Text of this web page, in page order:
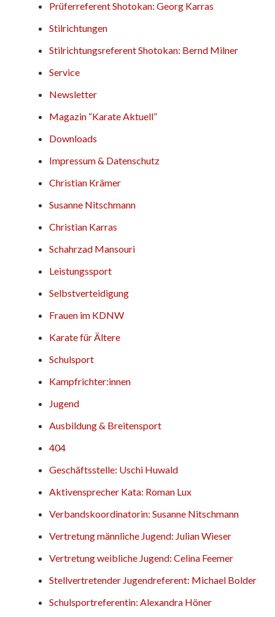
Prüferreferent Shotokan: Georg Karras
Stilrichtungen
Stilrichtungsreferent Shotokan: Bernd Milner
Service
Newsletter
Magazin “Karate Aktuell”
Downloads
Impressum & Datenschutz
Christian Krämer
Susanne Nitschmann
Christian Karras
Schahrzad Mansouri
Leistungssport
Selbstverteidigung
Frauen im KDNW
Karate für Ältere
Schulsport
Kampfrichter:innen
Jugend
Ausbildung & Breitensport
404
Geschäftsstelle: Uschi Huwald
Aktivensprecher Kata: Roman Lux
Verbandskoordinatorin: Susanne Nitschmann
Vertretung männliche Jugend: Julian Wieser
Vertretung weibliche Jugend: Celina Feemer
Stellvertretender Jugendreferent: Michael Bolder
Schulsportreferentin: Alexandra Höner